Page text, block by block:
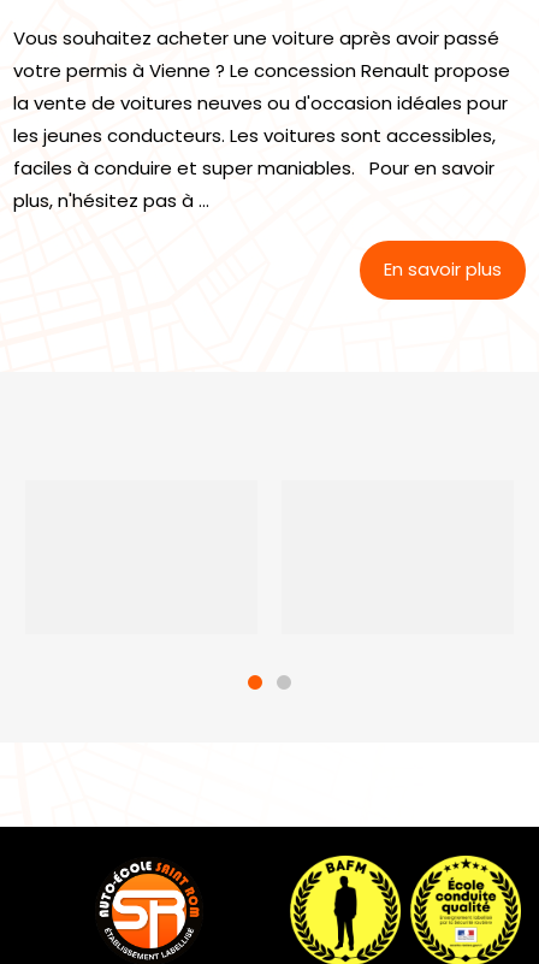
Vous souhaitez acheter une voiture après avoir passé
votre permis à Vienne ? Le concession Renault propose
la vente de voitures neuves ou d'occasion idéales pour
les jeunes conducteurs. Les voitures sont accessibles,
faciles à conduire et super maniables. Pour en savoir
plus, n'hésitez pas à ...
En savoir plus